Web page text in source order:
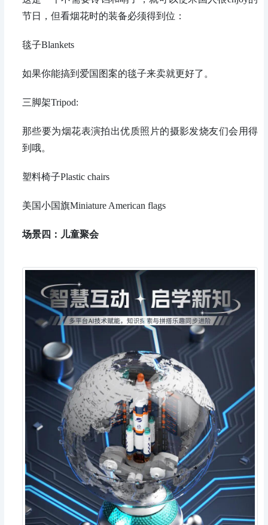
节日，但看烟花时的装备必须得到位：
毯子Blankets
如果你能搞到爱国图案的毯子来卖就更好了。
三脚架Tripod:
那些要为烟花表演拍出优质照片的摄影发烧友们会用得
到哦。
塑料椅子Plastic chairs
美国小国旗Miniature American flags
场景四： 儿童聚会